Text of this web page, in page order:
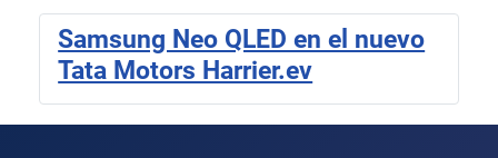
Samsung Neo QLED en el nuevo
Tata Motors Harrier.ev